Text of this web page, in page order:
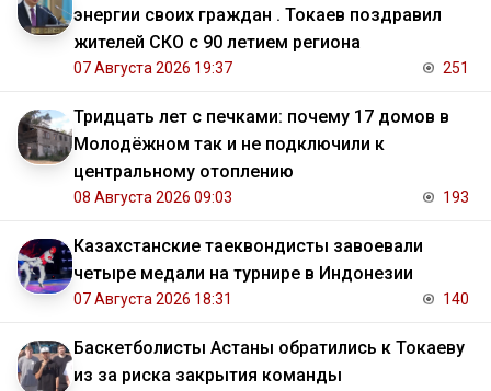
энергии своих граждан . Токаев поздравил
жителей СКО с 90 летием региона
07 Августа 2026 19:37 251
Тридцать лет с печками: почему 17 домов в
Молодёжном так и не подключили к
центральному отоплению
08 Августа 2026 09:03 193
Казахстанские таеквондисты завоевали
четыре медали на турнире в Индонезии
07 Августа 2026 18:31 140
Баскетболисты Астаны обратились к Токаеву
из за риска закрытия команды